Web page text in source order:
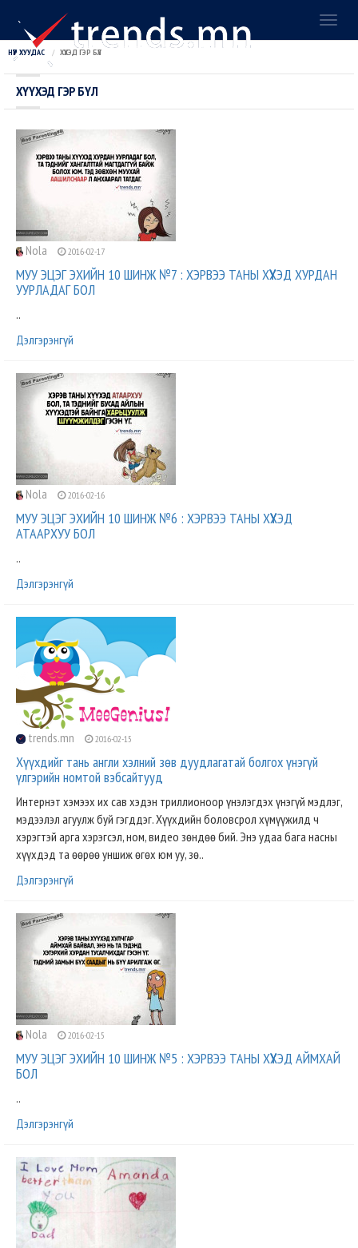
НҮҮР ХУУДАС ХҮҮХЭД ГЭР БҮЛ
ХҮҮХЭД ГЭР БҮЛ
Nola 2016-02-17
МУУ ЭЦЭГ ЭХИЙН 10 ШИНЖ №7 : ХЭРВЭЭ ТАНЫ ХҮҮХЭД ХУРДАН
УУРЛАДАГ БОЛ
..
Дэлгэрэнгүй
Nola 2016-02-16
МУУ ЭЦЭГ ЭХИЙН 10 ШИНЖ №6 : ХЭРВЭЭ ТАНЫ ХҮҮХЭД
АТААРХУУ БОЛ
..
Дэлгэрэнгүй
trends.mn 2016-02-15
Хүүхдийг тань англи хэлний зөв дуудлагатай болгох үнэгүй
үлгэрийн номтой вэбсайтууд
Интернэт хэмээх их сав хэдэн триллионоор үнэлэгдэх үнэгүй мэдлэг,
мэдээлэл агуулж буй гэгддэг. Хүүхдийн боловсрол хүмүүжилд ч
хэрэгтэй арга хэрэгсэл, ном, видео зөндөө бий. Энэ удаа бага насны
хүүхдэд та өөрөө уншиж өгөх юм уу, зө..
Дэлгэрэнгүй
Nola 2016-02-15
МУУ ЭЦЭГ ЭХИЙН 10 ШИНЖ №5 : ХЭРВЭЭ ТАНЫ ХҮҮХЭД АЙМХАЙ
БОЛ
..
Дэлгэрэнгүй